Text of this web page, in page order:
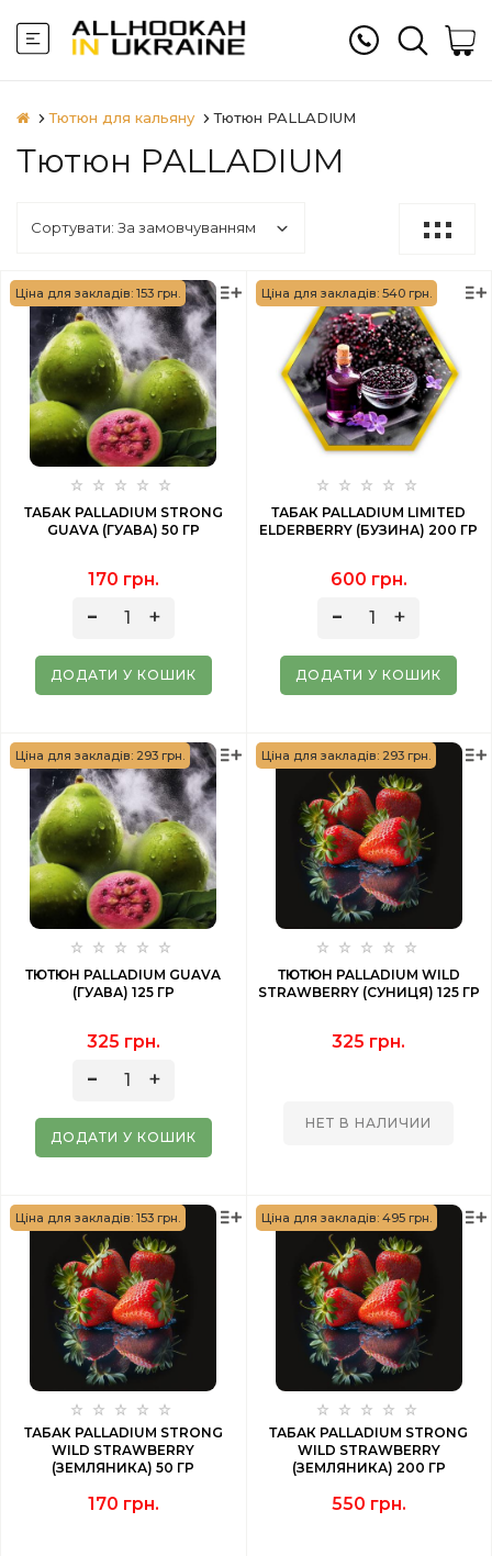
Тютюн для кальяну Тютюн PALLADIUM
Тютюн PALLADIUM
Ціна для закладів: 153 грн.
ТАБАК PALLADIUM STRONG
GUAVA (ГУАВА) 50 ГР
170 грн.
ДОДАТИ У КОШИК
Ціна для закладів: 540 грн.
ТАБАК PALLADIUM LIMITED
ELDERBERRY (БУЗИНА) 200 ГР
600 грн.
ДОДАТИ У КОШИК
Ціна для закладів: 293 грн.
ТЮТЮН PALLADIUM GUAVA
(ГУАВА) 125 ГР
325 грн.
ДОДАТИ У КОШИК
Ціна для закладів: 293 грн.
ТЮТЮН PALLADIUM WILD
STRAWBERRY (СУНИЦЯ) 125 ГР
325 грн.
НЕТ В НАЛИЧИИ
Ціна для закладів: 153 грн.
ТАБАК PALLADIUM STRONG
WILD STRAWBERRY
(ЗЕМЛЯНИКА) 50 ГР
170 грн.
Ціна для закладів: 495 грн.
ТАБАК PALLADIUM STRONG
WILD STRAWBERRY
(ЗЕМЛЯНИКА) 200 ГР
550 грн.